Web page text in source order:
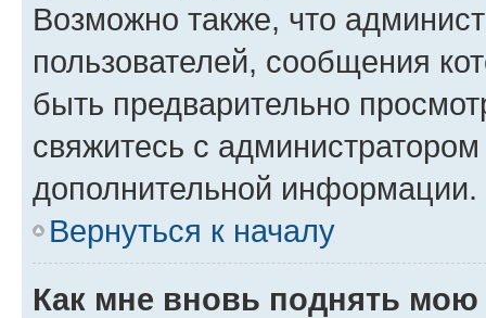
Возможно также, что
пользователей, сообщения
быть предварительно
свяжитесь с
дополнительной информации.
Вернуться к началу
Как мне вновь поднять мою